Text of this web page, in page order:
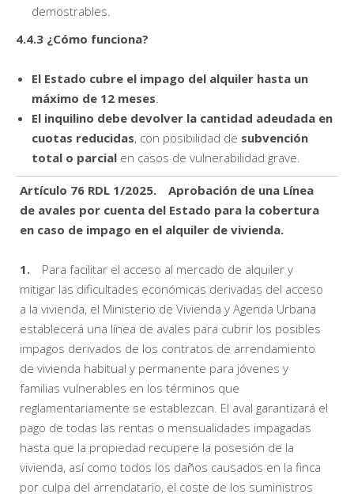
demostrables.
4.4.3 ¿Cómo funciona?
El Estado cubre el impago del alquiler hasta un
máximo de 12 meses
El inquilino debe devolver la cantidad adeudada en
cuotas reducidas, con posibilidad de subvención
total o parcial en casos de vulnerabilidad grave.
Artículo 76 RDL 1/2025. Aprobación de una Línea
de avales por cuenta del Estado para la cobertura
en caso de impago en el alquiler de vivienda.
1. Para facilitar el acceso al mercado de alquiler y
mitigar las dificultades económicas derivadas del acceso
a la vivienda, el Ministerio de Vivienda y Agenda Urbana
establecerá una línea de avales para cubrir los posibles
impagos derivados de los contratos de arrendamiento
de vivienda habitual y permanente para jóvenes y
familias vulnerables en los términos que
reglamentariamente se establezcan. El aval garantizará el
pago de todas las rentas o mensualidades impagadas
hasta que la propiedad recupere la posesión de la
vivienda, así como todos los daños causados en la finca
por culpa del arrendatario, el coste de los suministros